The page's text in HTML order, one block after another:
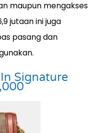
maupun mengakses
jutaan ini juga
pasang dan
Signature